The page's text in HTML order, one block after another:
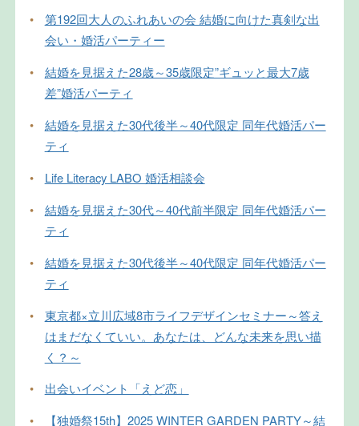
•
第192回大人のふれあいの会 結婚に向けた真剣な出
会い・婚活パーティー
•
結婚を見据えた28歳～35歳限定”ギュッと最大7歳
差”婚活パーティ
•
結婚を見据えた30代後半～40代限定 同年代婚活パー
ティ
•
Life Literacy LABO 婚活相談会
•
結婚を見据えた30代～40代前半限定 同年代婚活パー
ティ
•
結婚を見据えた30代後半～40代限定 同年代婚活パー
ティ
•
東京都×立川広域8市ライフデザインセミナー～答え
はまだなくていい。あなたは、どんな未来を思い描
く？～
•
出会いイベント「えど恋」
•
【独婚祭15th】2025 WINTER GARDEN PARTY～結